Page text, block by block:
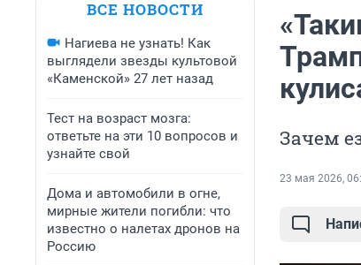
ВСЕ НОВОСТИ
Нагиева не узнать! Как
выглядели звезды культовой
«Каменской» 27 лет назад
Тест на возраст мозга:
ответьте на эти 10 вопросов и
узнайте свой
Дома и автомобили в огне,
мирные жители погибли: что
известно о налетах дронов на
Россию
Зачем
23 мая 2026,